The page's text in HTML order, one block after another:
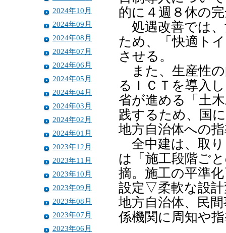
2024年10月
2024年09月
2024年08月
2024年07月
2024年06月
2024年05月
2024年04月
2024年03月
2024年02月
2024年01月
2023年12月
2023年11月
2023年10月
2023年09月
2023年08月
2023年07月
2023年06月
的に４週８休の
処遇改善では、
ため、「快適ト
させる。
また、生産性の
るＩＣＴを導入
省が進める「土
践するため、国
地方自治体への
全中建は、取り
は「施工段階ご
摘。施工の平準
設定▽柔軟な設
地方自治体、民
係機関に周知や